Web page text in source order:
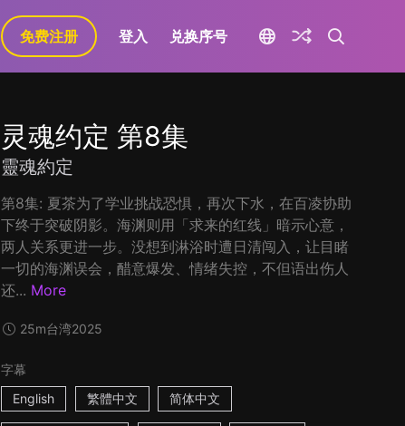
免费注册 登入 兑换序号
灵魂约定 第8集
靈魂約定
第8集: 夏茶为了学业挑战恐惧，再次下水，在百凌协助
下终于突破阴影。海渊则用「求来的红线」暗示心意，
两人关系更进一步。没想到淋浴时遭日清闯入，让目睹
一切的海渊误会，醋意爆发、情绪失控，不但语出伤人
还... More
25m台湾2025
字幕
English
繁體中文 简体中文